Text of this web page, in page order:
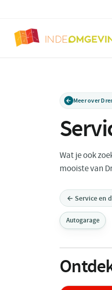
Meer over
Wat je ook
mooiste van
← Service en
Autogarage